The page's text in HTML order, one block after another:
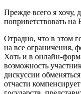
Прежде всего я хочу,
поприветствовать
Отрадно, что в этом
на все ограничения,
Хоть и в онлайн-
возможность
дискуссии
отчасти